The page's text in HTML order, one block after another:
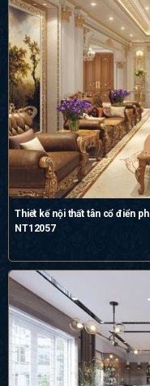
Thiết kế nội thất tân cổ điển
NT12057